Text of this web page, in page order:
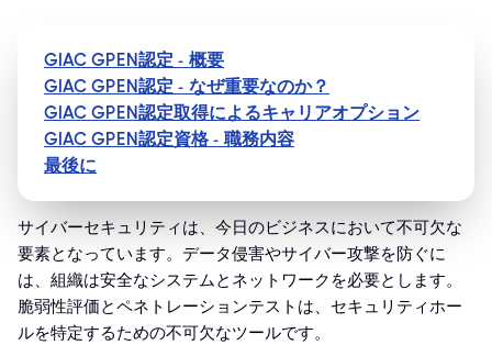
GIAC GPEN認定 - 概要
GIAC GPEN認定 - なぜ重要なのか？
GIAC GPEN認定取得によるキャリアオプション
GIAC GPEN認定資格 - 職務内容
最後に
サイバーセキュリティは、今日のビジネスにおいて不可欠な
要素となっています。データ侵害やサイバー攻撃を防ぐに
は、組織は安全なシステムとネットワークを必要とします。
脆弱性評価とペネトレーションテストは、セキュリティホー
ルを特定するための不可欠なツールです。